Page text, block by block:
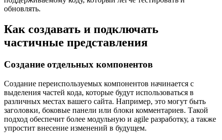
обновлять.
Как создавать и подключать
частичные представления
Создание отдельных компонентов
Создание переиспользуемых компонентов начинается с
выделения частей кода, которые будут использоваться в
различных местах вашего сайта. Например, это могут быть
заголовки, боковые панели или блоки комментариев. Такой
подход обеспечит более модульную и agile разработку, а также
упростит внесение изменений в будущем.